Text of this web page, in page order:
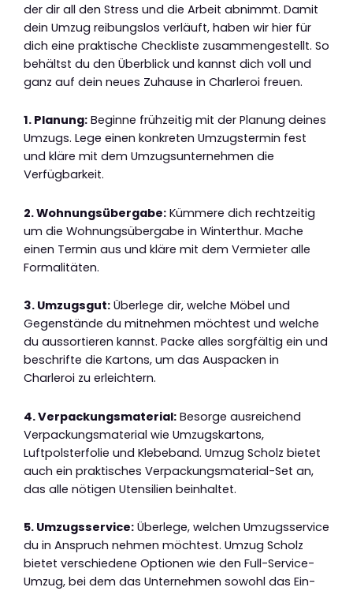
der dir all den Stress und die Arbeit abnimmt. Damit
dein Umzug reibungslos verläuft, haben wir hier für
dich eine praktische Checkliste zusammengestellt. So
behältst du den Überblick und kannst dich voll und
ganz auf dein neues Zuhause in Charleroi freuen.
1. Planung: Beginne frühzeitig mit der Planung deines
Umzugs. Lege einen konkreten Umzugstermin fest
und kläre mit dem Umzugsunternehmen die
Verfügbarkeit.
2. Wohnungsübergabe: Kümmere dich rechtzeitig
um die Wohnungsübergabe in Winterthur. Mache
einen Termin aus und kläre mit dem Vermieter alle
Formalitäten.
3. Umzugsgut: Überlege dir, welche Möbel und
Gegenstände du mitnehmen möchtest und welche
du aussortieren kannst. Packe alles sorgfältig ein und
beschrifte die Kartons, um das Auspacken in
Charleroi zu erleichtern.
4. Verpackungsmaterial: Besorge ausreichend
Verpackungsmaterial wie Umzugskartons,
Luftpolsterfolie und Klebeband. Umzug Scholz bietet
auch ein praktisches Verpackungsmaterial-Set an,
das alle nötigen Utensilien beinhaltet.
5. Umzugsservice: Überlege, welchen Umzugsservice
du in Anspruch nehmen möchtest. Umzug Scholz
bietet verschiedene Optionen wie den Full-Service-
Umzug, bei dem das Unternehmen sowohl das Ein-